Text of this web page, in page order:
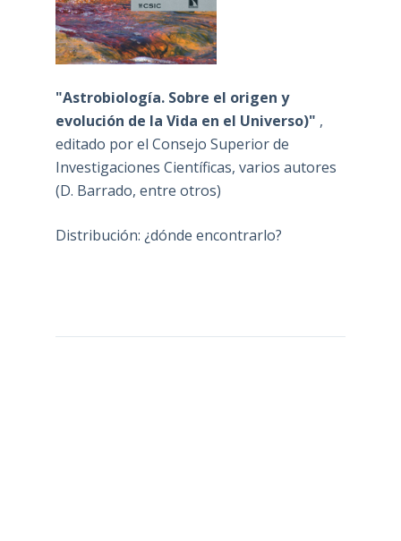
"Astrobiología. Sobre el origen y
evolución de la Vida en el Universo)" ,
editado por el Consejo Superior de
Investigaciones Científicas, varios autores
(D. Barrado, entre otros)
Distribución: ¿dónde encontrarlo?